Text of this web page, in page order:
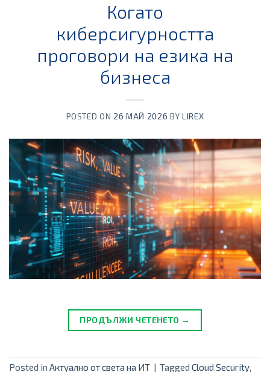
Когато
киберсигурността
проговори на езика на
бизнеса
POSTED ON 26 МАЙ 2026 BYLIREX
ПРОДЪЛЖИ ЧЕТЕНЕТО →
Posted in Актуално от света на ИТ | Tagged Cloud Security,